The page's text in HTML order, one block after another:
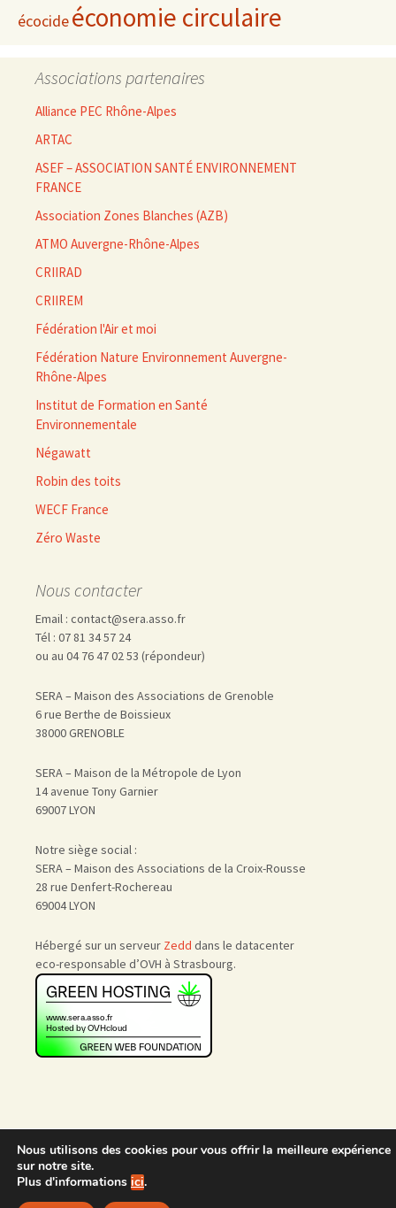
écocideéconomie circulaire
Associations partenaires
Alliance PEC Rhône-Alpes
ARTAC
ASEF – ASSOCIATION SANTÉ ENVIRONNEMENT
FRANCE
Association Zones Blanches (AZB)
ATMO Auvergne-Rhône-Alpes
CRIIRAD
CRIIREM
Fédération l'Air et moi
Fédération Nature Environnement Auvergne-
Rhône-Alpes
Institut de Formation en Santé
Environnementale
Négawatt
Robin des toits
WECF France
Zéro Waste
Nous contacter
Email : contact@sera.asso.fr
Tél : 07 81 34 57 24
ou au 04 76 47 02 53 (répondeur)
SERA – Maison des Associations de Grenoble
6 rue Berthe de Boissieux
38000 GRENOBLE
SERA – Maison de la Métropole de Lyon
14 avenue Tony Garnier
69007 LYON
Notre siège social :
SERA – Maison des Associations de la Croix-Rousse
28 rue Denfert-Rochereau
69004 LYON
Hébergé sur un serveur Zedd dans le datacenter
eco-responsable d’OVH à Strasbourg.
Accueil | Nous rejoindre
Admin
Nous utilisons des cookies pour vous offrir la meilleure expérience
sur notre site.
Plus d'informations ici.